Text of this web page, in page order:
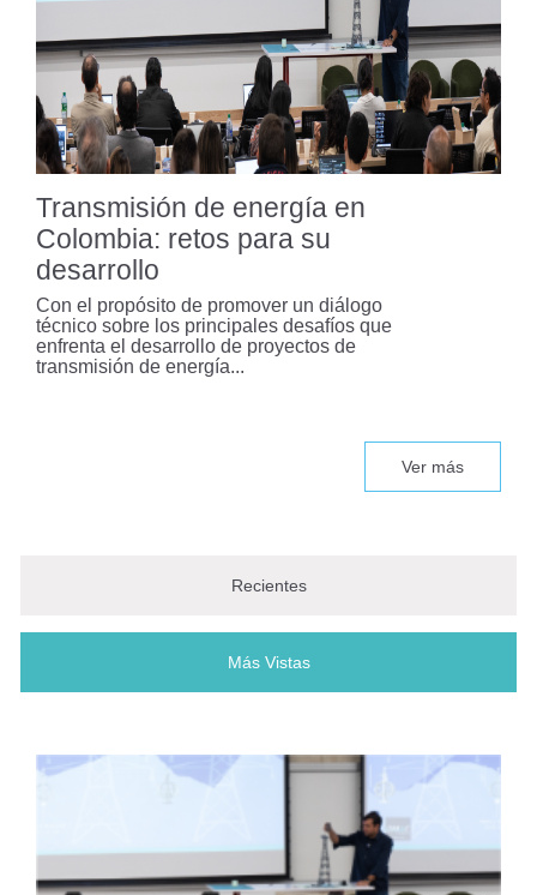
Washington para fortalecer su
sistema metro
Un modelo basado en datos para
optimizar la seguridad vial en
Bogotá
la ingeniería
AIS celebra 50 años de
compromiso con la seguridad
sísmica en Colombia
Transmisión de energía en
Colombia: retos para su
desarrollo
Con el propósito de promover un diálogo
técnico sobre los principales desafíos que
enfrenta el desarrollo de proyectos de
transmisión de energía...
Ver más
Recientes
Más Vistas(solapa activa)